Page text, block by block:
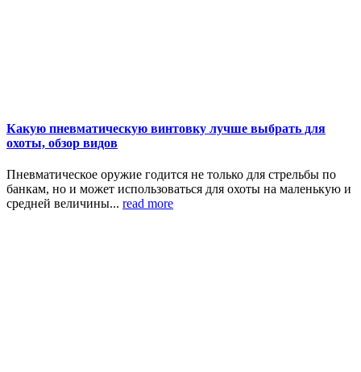
Какую пневматическую винтовку лучше выбрать для
охоты, обзор видов
Пневматическое оружие годится не только для стрельбы по
банкам, но и может использоваться для охоты на маленькую и
средней величины... read more